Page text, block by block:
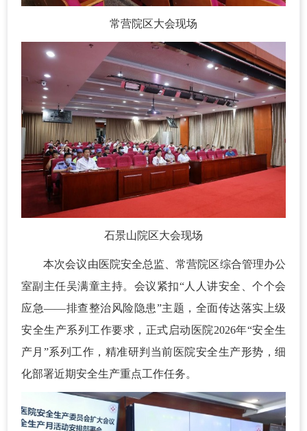
常营院区大会现场
石景山院区大会现场
本次会议由医院安全总监、常营院区综合管理办公
室副主任吴满童主持。会议紧扣“人人讲安全、个个会
应急——排查整治风险隐患”主题，全面传达落实上级
安全生产系列工作要求，正式启动医院2026年“安全生
产月”系列工作，精准研判当前医院安全生产形势，细
化部署近期安全生产重点工作任务。